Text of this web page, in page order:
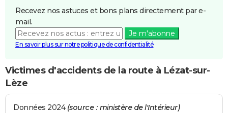
Recevez nos astuces et bons plans directement par e-
mail.
Je m'abonne
En savoir plus sur notre politique de confidentialité
Victimes d'accidents de la route à Lézat-sur-
Lèze
Données 2024 (source : ministère de l'Intérieur)